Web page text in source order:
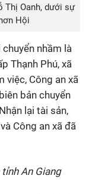
Thị Oanh, dưới sự
Hội
nhầm là
Thạnh Phú, xã
việc, Công an xã
bản chuyển
lại tài sản,
Công an xã đã
An Giang